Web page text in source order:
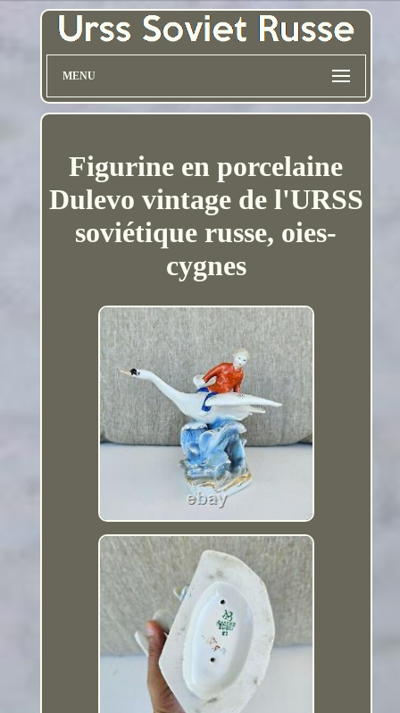
MENU
Figurine en porcelaine
Dulevo vintage de l'URSS
soviétique russe, oies-
cygnes